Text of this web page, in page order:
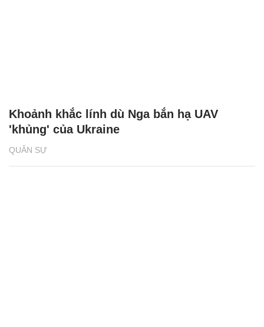
QUÂN SỰ
Khoảnh khắc lính dù Nga bắn hạ UAV
'khủng' của Ukraine